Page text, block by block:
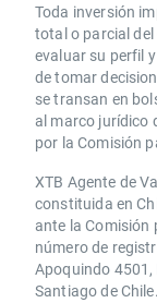
Toda inversión
total o parcial
evaluar su perfil
de tomar
se transan en
al marco jurídico
por la Comisión
XTB Agente de
constituida en
ante la Comisión
número de
Apoquindo 4501,
Santiago de Chile.